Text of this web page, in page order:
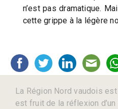
n’est pas dramatique.
cette grippe à la légère
La Région Nord vaudois
est fruit de la réflexion